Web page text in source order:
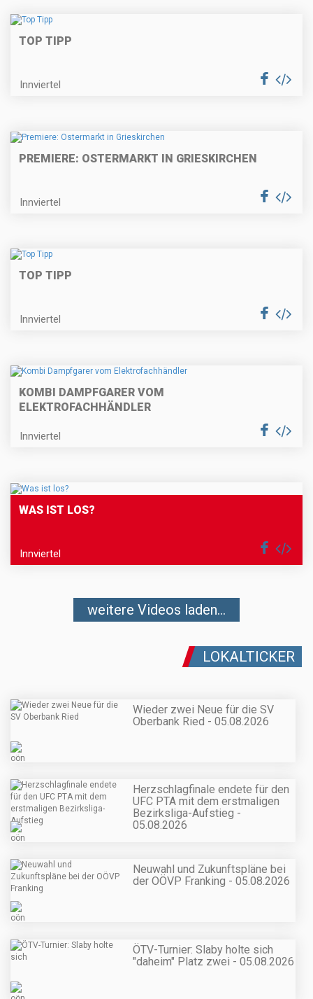
TOP TIPP
Innviertel
PREMIERE: OSTERMARKT IN GRIESKIRCHEN
Innviertel
TOP TIPP
Innviertel
KOMBI DAMPFGARER VOM
ELEKTROFACHHÄNDLER
Innviertel
WAS IST LOS?
Innviertel
weitere Videos laden...
LOKALTICKER
Wieder zwei Neue für die SV
Oberbank Ried - 05.08.2026
Herzschlagfinale endete für den
UFC PTA mit dem erstmaligen
Bezirksliga-Aufstieg -
05.08.2026
Neuwahl und Zukunftspläne bei
der OÖVP Franking - 05.08.2026
ÖTV-Turnier: Slaby holte sich
"daheim" Platz zwei - 05.08.2026